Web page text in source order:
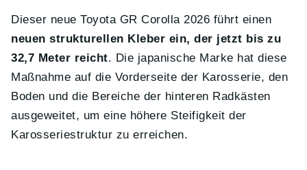
Dieser neue Toyota GR Corolla 2026 führt einen
neuen strukturellen Kleber ein, der jetzt bis zu
32,7 Meter reicht. Die japanische Marke hat diese
Maßnahme auf die Vorderseite der Karosserie, den
Boden und die Bereiche der hinteren Radkästen
ausgeweitet, um eine höhere Steifigkeit der
Karosseriestruktur zu erreichen.